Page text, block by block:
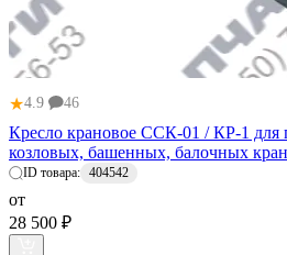
★4.9 46
Кресло крановое ССК-01 / КР-1 для
козловых, башенных, балочных
ID товара: 404542
от
28 500 ₽